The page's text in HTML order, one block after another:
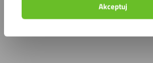
Akceptuj